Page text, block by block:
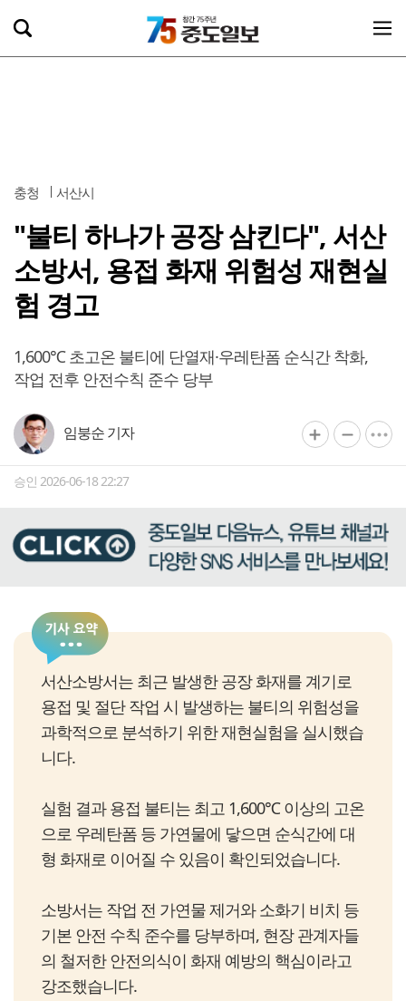
충청 서산시
"불티 하나가 공장 삼킨다", 서산
소방서, 용접 화재 위험성 재현실
험 경고
1,600℃ 초고온 불티에 단열재·우레탄폼 순식간 착화,
작업 전후 안전수칙 준수 당부
임붕순 기자
승인 2026-06-18 22:27
서산소방서는 최근 발생한 공장 화재를 계기로
용접 및 절단 작업 시 발생하는 불티의 위험성을
과학적으로 분석하기 위한 재현실험을 실시했습
니다.
실험 결과 용접 불티는 최고 1,600℃ 이상의 고온
으로 우레탄폼 등 가연물에 닿으면 순식간에 대
형 화재로 이어질 수 있음이 확인되었습니다.
소방서는 작업 전 가연물 제거와 소화기 비치 등
기본 안전 수칙 준수를 당부하며, 현장 관계자들
의 철저한 안전의식이 화재 예방의 핵심이라고
강조했습니다.